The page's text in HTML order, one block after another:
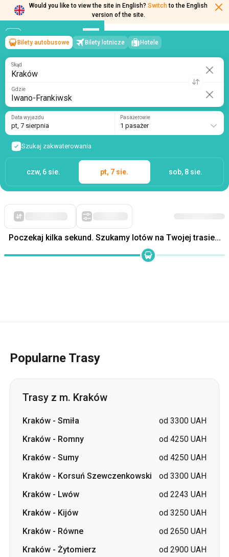
Would you like to view the site in English? Switch to the English
version of the site.
Kraków→Iwano-Frankiwsk
pt, 7 sierpnia/1 pasażer
Bilety autobusowe Bilety lotnicze Hotele
Skąd
Gdzie
Data wyjazdu
pt, 7 sierpnia
Pasażerowie
1 pasażer
Szukaj zakwaterowania
czw, 6 sie. pt, 7 sie. sob, 8 sie.
Po pierwsze, tanie
Kraków
Kraków - Sumy
Kraków - Korsuń Szewczenkowski
od 3300 UAH
Kraków - Lwów
od 2243 UAH
Kraków - Kijów
od 3250 UAH
Kraków - Równe
od 2650 UAH
Kraków - Żytomierz
od 2900 UAH
Kraków - Tarnopol
od 2597 UAH
Kraków - Sarny cena na zapytanie